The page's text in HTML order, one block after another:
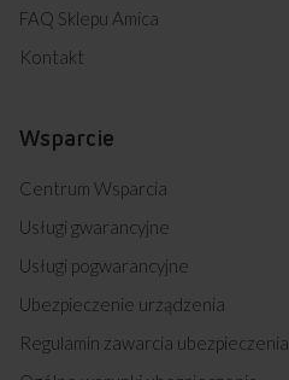
FAQ Sklepu Amica
Kontakt
Wsparcie
Centrum Wsparcia
Usługi gwarancyjne
Usługi pogwarancyjne
Ubezpieczenie urządzenia
Regulamin zawarcia ubezpieczenia